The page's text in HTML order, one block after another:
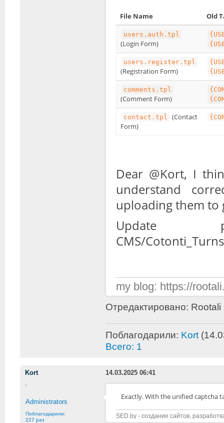
File Name Old
users.auth.tpl
(Login Form)
users.register.tpl
(Registration Form)
comments.tpl
(Comment Form)
contact.tpl
(Contact
Form)
Dear @Kort, I
understand
uploading them to
Update
CMS/
my blog: https://
Отредактировано:
Поблагодарили: Kort
Всего: 1
Kort 14.03.2025 06:41
Administrators
Поблагодарили:
227 раз
Exactly. With the unified captcha
SED.by - создание сайтов,